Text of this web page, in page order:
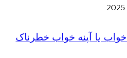
یا آپنه خواب خطرناک